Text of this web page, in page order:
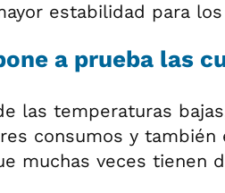
estabilidad para
a prueba las
las temperaturas
consumos y
muchas veces tienen